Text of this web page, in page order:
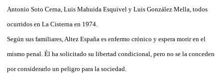
Antonio Soto Cerna, Luis Mahuida Esquivel y Luis González Mella, todos
ocurridos en La Cisterna en 1974.
Según sus familiares, Altez España es enfermo crónico y espera morir en el
mismo penal. Él ha solicitado su libertad condicional, pero no se la conceden
por considerarlo un peligro para la sociedad.